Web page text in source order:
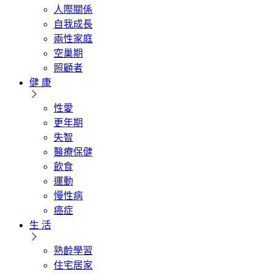
人際關係
自我成長
兩性家庭
空巢期
照顧者
健 康
性愛
更年期
失智
醫療保健
飲食
運動
慢性病
癌症
生 活
熟齡學習
住宅居家